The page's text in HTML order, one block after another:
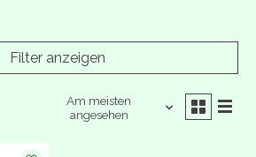
Filter anzeigen
Am meisten
angesehen